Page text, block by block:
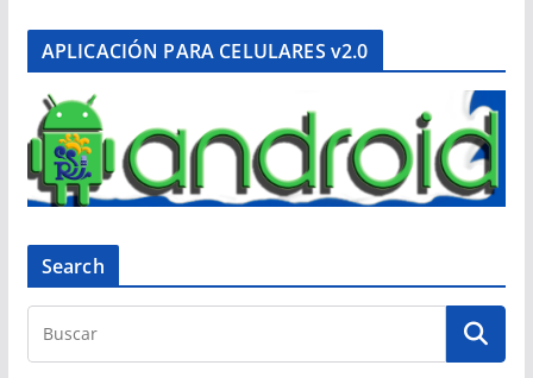
APLICACIÓN PARA CELULARES v2.0
Search